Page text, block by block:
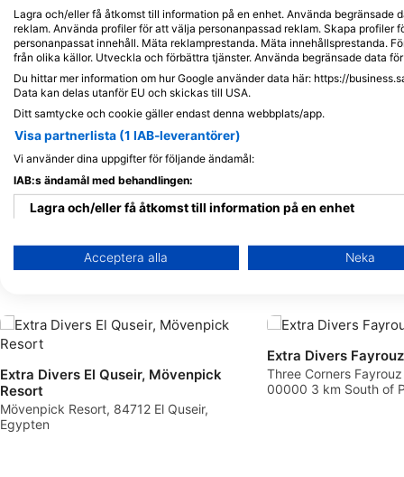
996Observationer
J F M A M J J A S O N D
581
Dykcenter som serverar denna
Extra Divers El Quseir, Mövenpick
Resort
Mövenpick Resort, 84712 El Quseir,
Egypten
Extra Divers Fayrouz
Three Corners
00000 3 km South of
Lagra och/eller få åtkomst till information på en enhet. Använda begränsade
reklam. Använda profiler för att välja personanpassad reklam. Skapa
personanpassat innehåll. Mäta reklamprestanda. Mäta innehållsprestanda.
från olika källor. Utveckla och förbättra tjänster. Använda begränsade data
Du hittar mer information om hur Google använder data här: https://
Data kan delas utanför EU och skickas till USA.
Ditt samtycke och cookie gäller endast denna webbplats/app.
Visa partnerlista (1 IAB-leverantörer)
Vi använder dina uppgifter för följande ändamål:
IAB:s ändamål med behandlingen:
Lagra och/eller få åtkomst till information på en enhet
Använda begränsade data för att välja reklam
Använda profiler för att välja personaliserad reklam
Skapa profiler för att personaliserad innehåll
Använda profiler för att välja personaliserad innehåll
Mäta reklamprestanda
Acceptera alla Neka